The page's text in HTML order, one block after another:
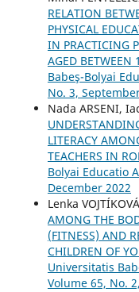
RELATION
PHYSICAL
IN PRACTICING
AGED BETWEEN
Babeş-Bolyai
No. 3,
Nada ARSENI,
LITERACY
TEACHERS IN
Bolyai Educatio
December 2022
Lenka
AMONG THE
(FITNESS) AND
CHILDREN OF
Universitatis
Volume 65, No.